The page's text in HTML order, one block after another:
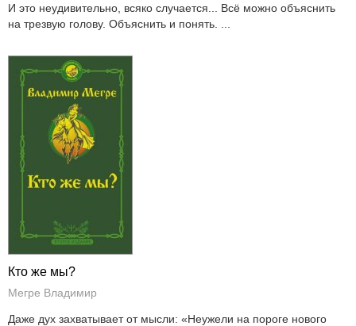
И это неудивительно, всяко случается... Всё можно объяснить
на трезвую голову. Объяснить и понять. ...
Кто же мы?
Мегре Владимир
Даже дух захватывает от мысли: «Неужели на пороге нового